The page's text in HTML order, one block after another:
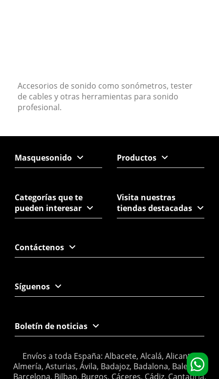
Accesorios de sonido como sonómetros, tester
de cables y otras herramientas para sonido
profesional.
Masquesonido Productos
Categorías que te
pueden interesar
Visita nuestras
tiendas destacadas
Contáctenos
Síguenos
Boletín de noticias
Envíos a toda España: Albacete, Alcalá, Alicante,
Almería, Asturias, Ávila, Badajoz, Badalona, Baleares,
Barcelona, Bilbao, Burgos, Cáceres, Cádiz, Cantabria,